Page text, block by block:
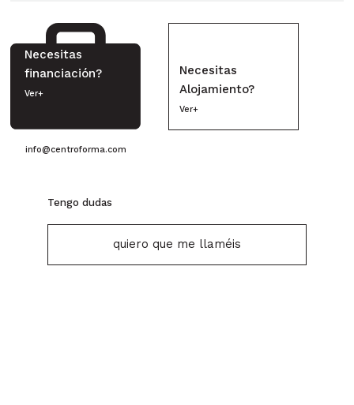
Necesitas
financiación?
Ver+
info@centroforma.com
Necesitas
Alojamiento?
Ver+
Tengo dudas
quiero que me llaméis